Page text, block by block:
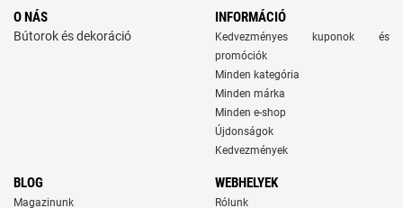
O NÁS
Bútorok és dekoráció
INFORMÁCIÓ
Kedvezményes kuponok és
promóciók
Minden kategória
Minden márka
Minden e-shop
Újdonságok
Kedvezmények
BLOG
Magazinunk
WEBHELYEK
Rólunk